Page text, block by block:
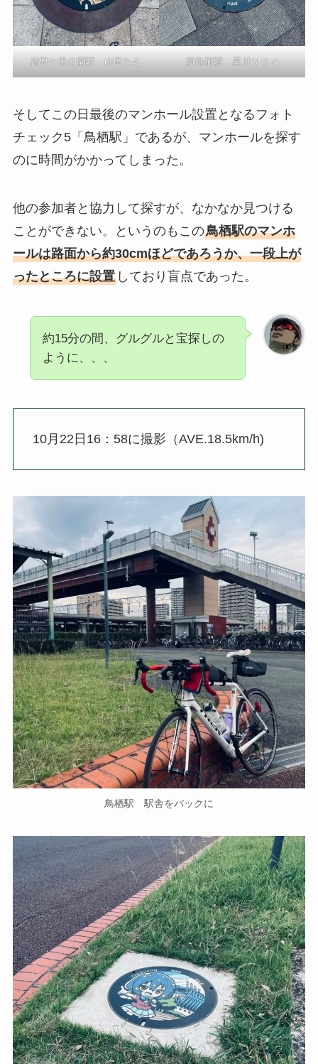
吉野ケ里公園駅 山田たえ 新鳥栖駅 星川リリィ
そしてこの日最後のマンホール設置となるフォト
チェック5「鳥栖駅」であるが、マンホールを探す
のに時間がかかってしまった。
他の参加者と協力して探すが、なかなか見つける
ことができない。というのもこの鳥栖駅のマンホ
ールは路面から約30cmほどであろうか、一段上が
ったところに設置しており盲点であった。
約15分の間、グルグルと宝探しの
ように、、、
10月22日16：58に撮影（AVE.18.5km/h)
鳥栖駅 駅舎をバックに